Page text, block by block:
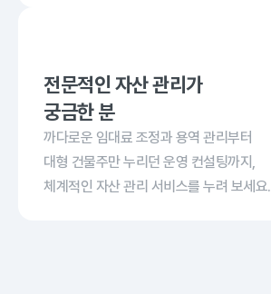
전문적인 자산 관리가
궁금한 분
까다로운 임대료 조정과 용역 관리부터
대형 건물주만 누리던 운영 컨설팅까지,
체계적인 자산 관리 서비스를 누려 보세요.